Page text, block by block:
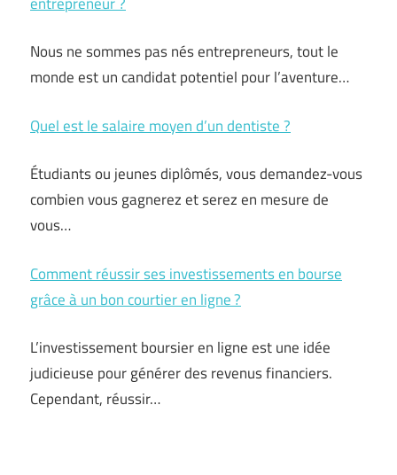
Nous ne sommes pas nés entrepreneurs, tout le
monde est un candidat potentiel pour l’aventure…
Quel est le salaire moyen d’un dentiste ?
Étudiants ou jeunes diplômés, vous demandez-vous
combien vous gagnerez et serez en mesure de
vous…
Comment réussir ses investissements en bourse
grâce à un bon courtier en ligne ?
L’investissement boursier en ligne est une idée
judicieuse pour générer des revenus financiers.
Cependant, réussir…